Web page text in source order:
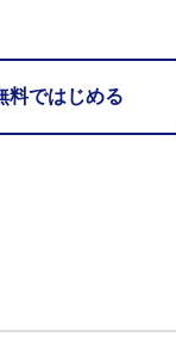
料ではじめる